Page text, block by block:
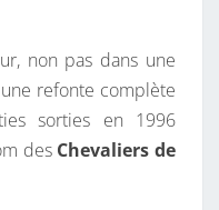
A
I
R
E
non pas dans une
refonte complète
sorties en 1996
des Chevaliers de